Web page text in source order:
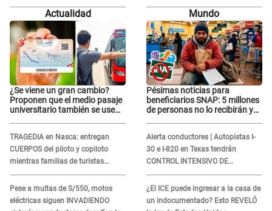
musical de La Bella Luz: "Esto no
se va a quedar así"
Keiko Fujimori: "Mi familia es Érika,
Actualidad
¿Se viene un gran cambio?
Proponen que el medio pasaje
universitario también se use
TRAGEDIA en Nasca: entregan
CUERPOS del piloto y copiloto
mientras familias de turistas
esperan identificación
Pese a multas de S/550, motos
eléctricas siguen INVADIENDO
Mundo
Pésimas noticias para
beneficiarios SNAP: 5 millones
de personas no lo recibirán y
Alerta conductores | Autopistas I-
30 e I-820 en Texas tendrán
CONTROL INTENSIVO DE
SEGURIDAD: Estas serán las
HORAS CRÍTICAS
¿El ICE puede ingresar a la casa de
un indocumentado? Esto REVELÓ